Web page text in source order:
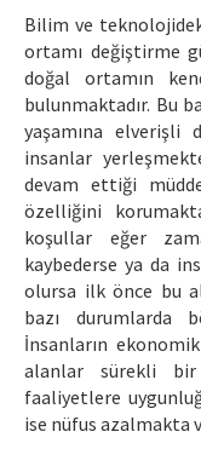
Bilim ve
ortamı değiştirme
doğal ortamın
bulunmaktadır. Bu
yaşamına elverişli
insanlar
devam ettiği
özelliğini
koşullar eğer
kaybederse ya da
olursa ilk önce bu
bazı durumlarda
İnsanların
alanlar sürekli
faaliyetlere
ise nüfus azalmakta